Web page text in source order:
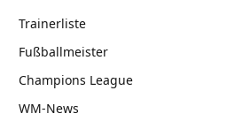
Trainerliste
Fußballmeister
Champions League
WM-News